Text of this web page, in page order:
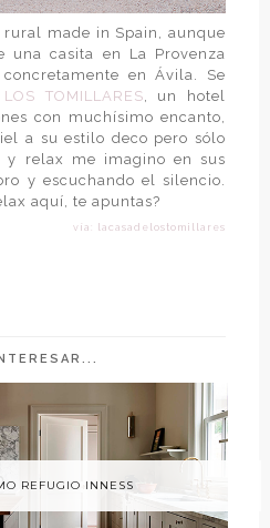
rural made in Spain, aunque
una casita en La Provenza
en Ávila. Se
TOMILLARES, un hotel
con muchísimo encanto,
a su estilo deco pero sólo
y relax me imagino en sus
y escuchando el silencio.
aquí, te apuntas?
vía: lacasadelostomillares
REFUGIO INNESS